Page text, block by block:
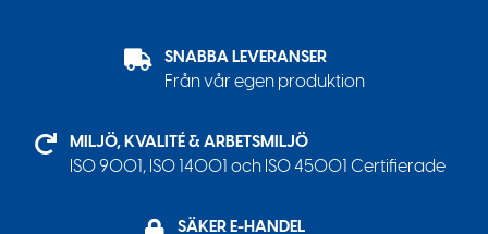
SNABBA LEVERANSER
Från vår egen produktion
MILJÖ, KVALITÉ & ARBETSMILJÖ
ISO 9001, ISO 14001 och ISO 45001 Certifierade
SÄKER E-HANDEL